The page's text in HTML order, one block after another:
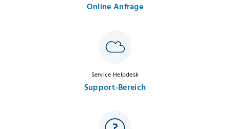
Online Anfrage
Service Helpdesk
Support-Bereich